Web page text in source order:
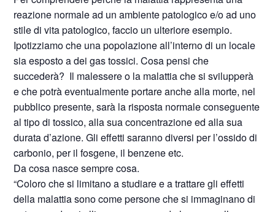
reazione normale ad un ambiente patologico e/o ad uno
stile di vita patologico, faccio un ulteriore esempio.
Ipotizziamo che una popolazione all’interno di un locale
sia esposto a dei gas tossici. Cosa pensi che
succederà? Il malessere o la malattia che si svilupperà
e che potrà eventualmente portare anche alla morte, nel
pubblico presente, sarà la risposta normale conseguente
al tipo di tossico, alla sua concentrazione ed alla sua
durata d’azione. Gli effetti saranno diversi per l’ossido di
carbonio, per il fosgene, il benzene etc.
Da cosa nasce sempre cosa.
“Coloro che si limitano a studiare e a trattare gli effetti
della malattia sono come persone che si immaginano di